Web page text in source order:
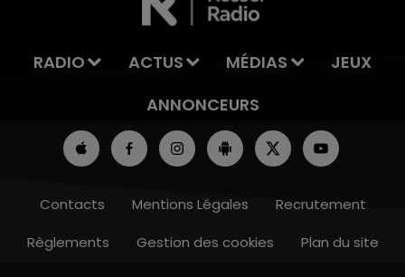
RADIO ACTUS MÉDIAS
JEUX
ANNONCEURS
Contacts Mentions Légales
Recrutement
Règlements
Gestion des cookies Plan du site